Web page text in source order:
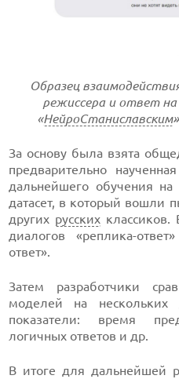
Образец
режиссера и ответ на
«НейроСтаниславским
За основу была взята
предварительно
дальнейшего обучения
датасет, в который вошли
других русских классиков.
диалогов «реплика-
ответ».
Затем разработчики
моделей на нескольких
показатели: время
логичных ответов и др.
В итоге для дальнейшей